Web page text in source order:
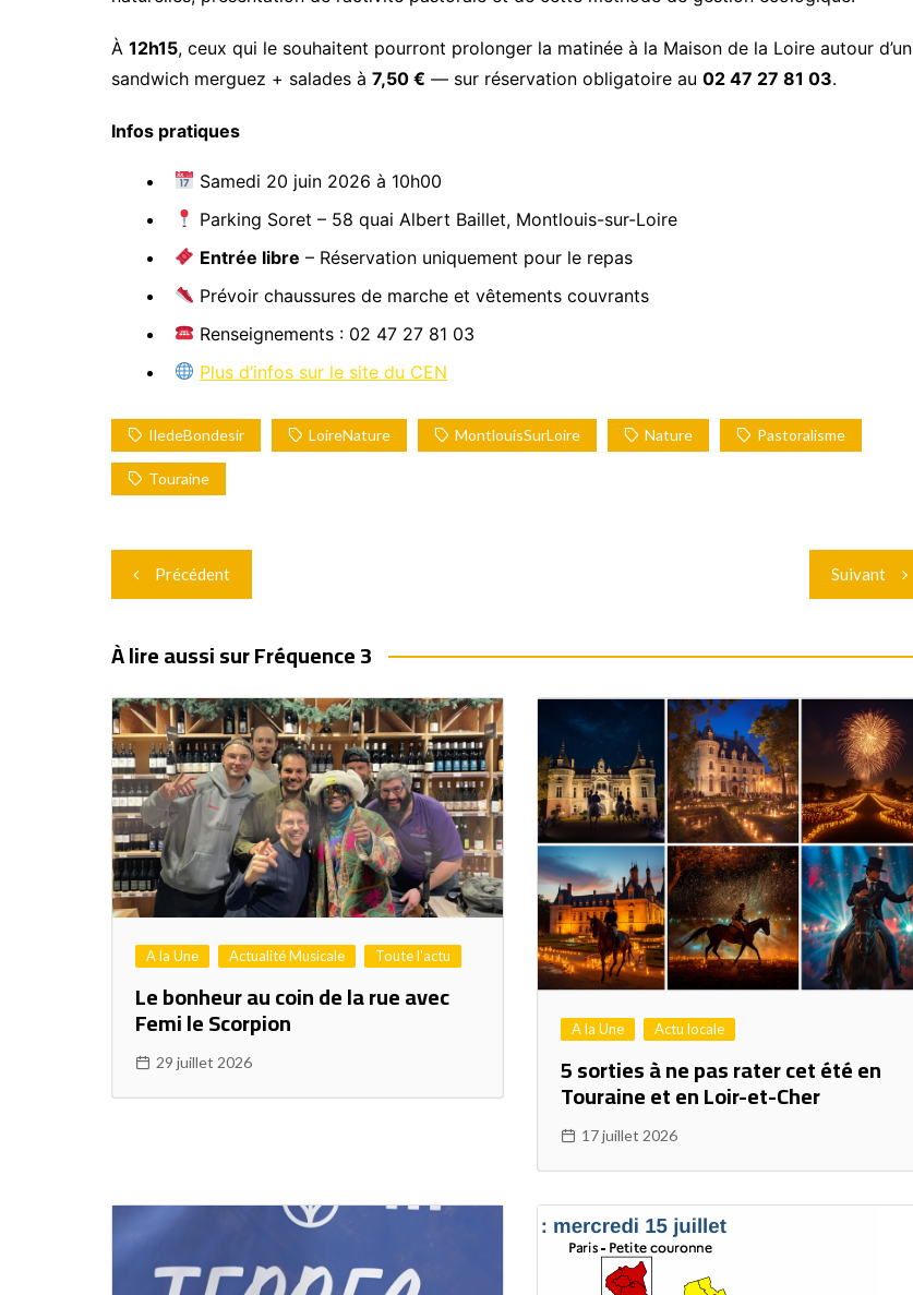
À 12h15, ceux qui le souhaitent pourront prolonger la matinée à la Maison de la Loire autour d’un
sandwich merguez + salades à 7,50 € — sur réservation obligatoire au 02 47 27 81 03.
Infos pratiques
Samedi 20 juin 2026 à 10h00
Parking Soret – 58 quai Albert Baillet, Montlouis-sur-Loire
Entrée libre – Réservation uniquement pour le repas
Prévoir chaussures de marche et vêtements couvrants
Renseignements : 02 47 27 81 03
Plus d’infos sur le site du CEN
IledeBondesir LoireNature MontlouisSurLoire Nature Pastoralisme
Touraine
Navigation
de
l’article
Précédent Suivant
À lire aussi sur Fréquence 3
A la Une Actualité Musicale Toute l'actu
Le bonheur au coin de la rue avec
Femi le Scorpion
29 juillet 2026
A la Une Actu locale
5 sorties à ne pas rater cet été en
Touraine et en Loir-et-Cher
17 juillet 2026